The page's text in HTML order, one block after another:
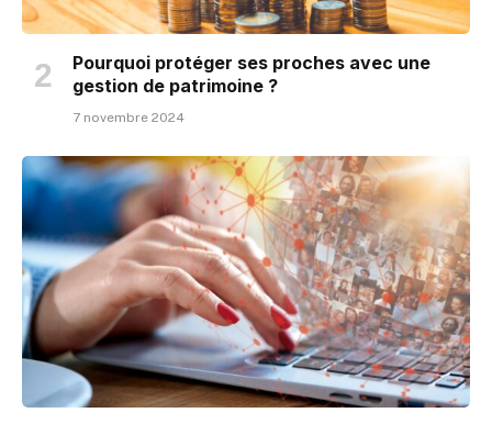
Pourquoi protéger ses proches avec une
gestion de patrimoine ?
7 novembre 2024